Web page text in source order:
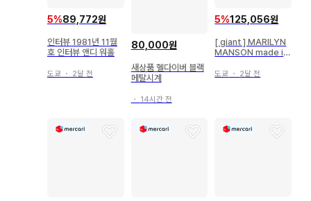
5%89,772원
인터뷰 1981년 11월
호 인터뷰 앤디 워홀
도쿄 ・ 2달 전
80,000원
새상품 헬다이버 블랙
메탈시계
・ 14시간 전
5%125,056원
[ giant ] MARILYN
MANSON made in
도쿄 ・ 2달 전